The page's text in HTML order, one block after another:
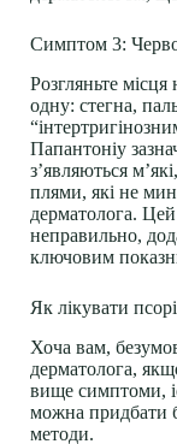
Симптом 3:
Розгляньте місця
одну: стегна,
Папантоніу
з’являються
плями, які не
дерматолога.
неправильно,
ключовим
Як лікувати
Хоча вам,
дерматолога,
вище симптоми,
можна придбати
методи.